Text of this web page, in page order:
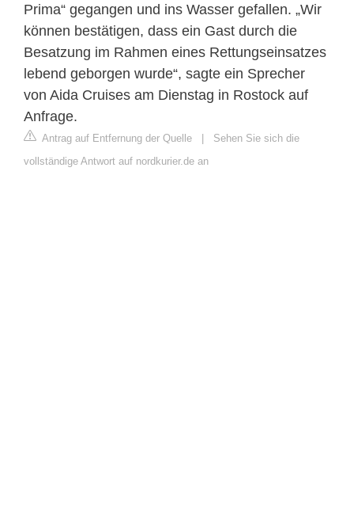
Prima“ gegangen und ins Wasser gefallen. „Wir
können bestätigen, dass ein Gast durch die
Besatzung im Rahmen eines Rettungseinsatzes
lebend geborgen wurde“, sagte ein Sprecher
von Aida Cruises am Dienstag in Rostock auf
Anfrage.
Antrag auf Entfernung der Quelle | Sehen Sie sich die
vollständige Antwort auf nordkurier.de an